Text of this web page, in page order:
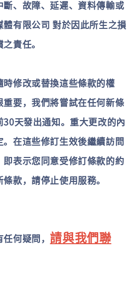
、故障、延遲、資料傳輸或
體有限公司 對於因此所生之損
責任。
修改或替換這些條款的權
要，我們將嘗試在任何新條
天發出通知。重大更改的內
在這些修訂生效後繼續訪問
表示您同意受修訂條款的約
款，請停止使用服務。
何疑問， 請與我們聯